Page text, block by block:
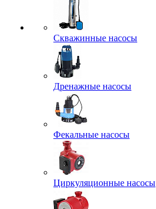
Скважинные насосы
Дренажные насосы
Фекальные насосы
Циркуляционные насосы